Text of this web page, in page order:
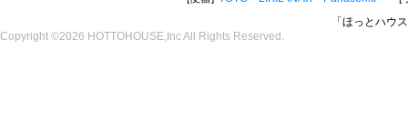
「ほっとハウ
Copyright ©2026 HOTTOHOUSE,Inc All Rights Reserved.